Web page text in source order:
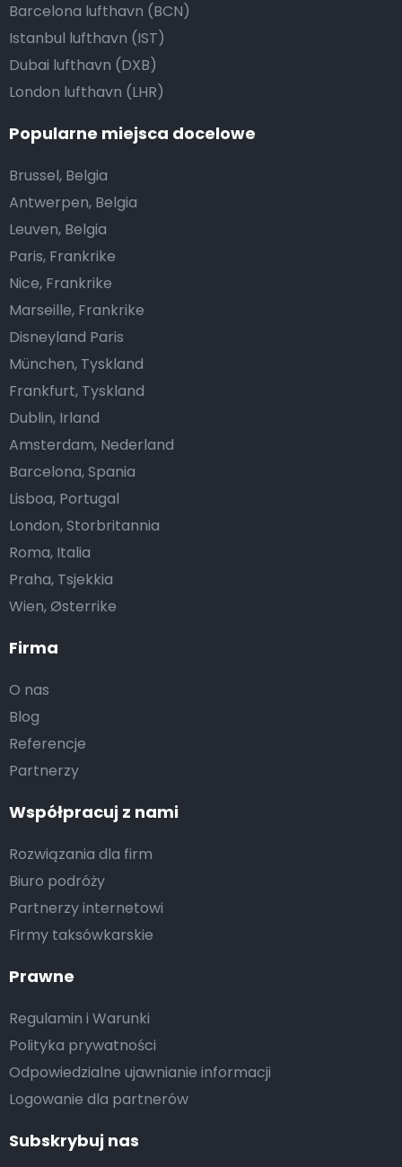
Firma
O nas
Blog
Referencje
Partnerzy
Współpracuj z nami
Rozwiązania dla firm
Biuro podróży
Partnerzy internetowi
Firmy taksówkarskie
Prawne
Regulamin i Warunki
Polityka prywatności
Odpowiedzialne ujawnianie informacji
Logowanie dla partnerów
Barcelona lufthavn (BCN)
Istanbul lufthavn (IST)
Dubai lufthavn (DXB)
London lufthavn (LHR)
Popularne miejsca docelowe
Brussel, Belgia
Antwerpen, Belgia
Leuven, Belgia
Paris, Frankrike
Nice, Frankrike
Marseille, Frankrike
Disneyland Paris
München, Tyskland
Frankfurt, Tyskland
Dublin, Irland
Amsterdam, Nederland
Barcelona, Spania
Lisboa, Portugal
London, Storbritannia
Roma, Italia
Praha, Tsjekkia
Wien, Østerrike
Subskrybuj nas